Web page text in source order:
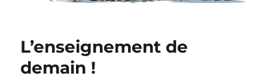
L’enseignement de
demain !